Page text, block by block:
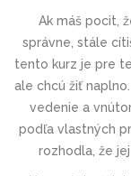
Ak máš pocit,
správne, stále
tento kurz je pre
ale chcú žiť
vedenie a
podľa vlastných
rozhodla, že